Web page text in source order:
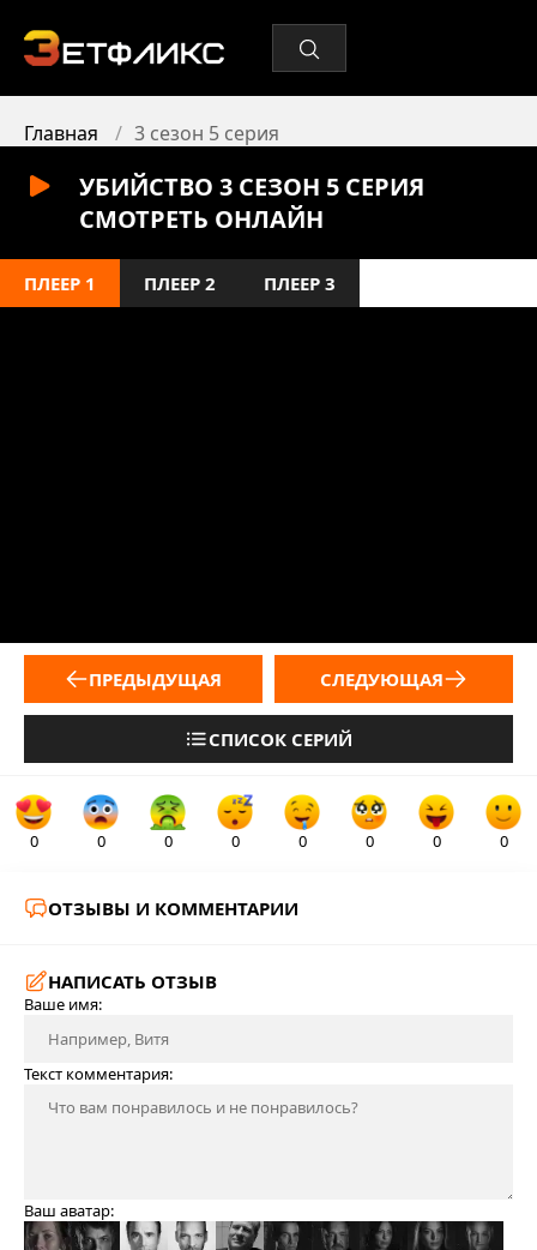
Главная 3 сезон 5 серия
УБИЙСТВО 3 СЕЗОН 5 СЕРИЯ
СМОТРЕТЬ ОНЛАЙН
ПЛЕЕР 1 ПЛЕЕР 2 ПЛЕЕР 3
ПРЕДЫДУЩАЯ
СПИСОК СЕРИЙ
СЛЕДУЮЩАЯ
0 0 0 0 0 0 0 0
ОТЗЫВЫ И КОММЕНТАРИИ
НАПИСАТЬ ОТЗЫВ
Ваше имя:
Текст комментария:
Ваш аватар: